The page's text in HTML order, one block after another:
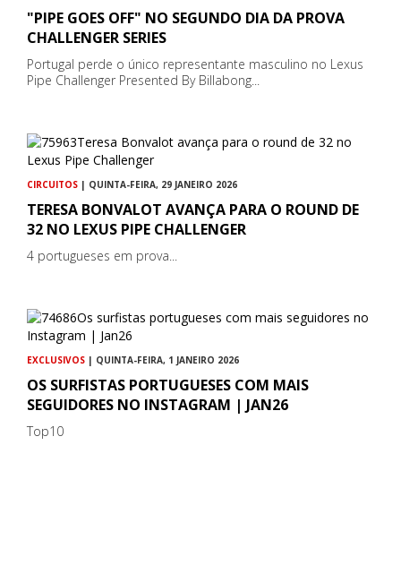
"PIPE GOES OFF" NO SEGUNDO DIA DA PROVA
CHALLENGER SERIES
Portugal perde o único representante masculino no Lexus
Pipe Challenger Presented By Billabong...
CIRCUITOS | QUINTA-FEIRA, 29 JANEIRO 2026
TERESA BONVALOT AVANÇA PARA O ROUND DE
32 NO LEXUS PIPE CHALLENGER
4 portugueses em prova...
EXCLUSIVOS | QUINTA-FEIRA, 1 JANEIRO 2026
OS SURFISTAS PORTUGUESES COM MAIS
SEGUIDORES NO INSTAGRAM | JAN26
Top10